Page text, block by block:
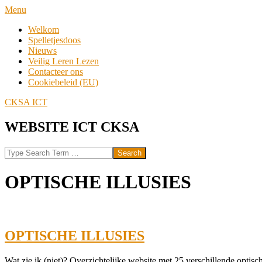
Skip
content
Navigation
Menu
Welkom
Spelletjesdoos
Nieuws
Veilig Leren Lezen
Contacteer ons
Cookiebeleid (EU)
CKSA ICT
WEBSITE ICT CKSA
Search
OPTISCHE ILLUSIES
OPTISCHE ILLUSIES
2021-